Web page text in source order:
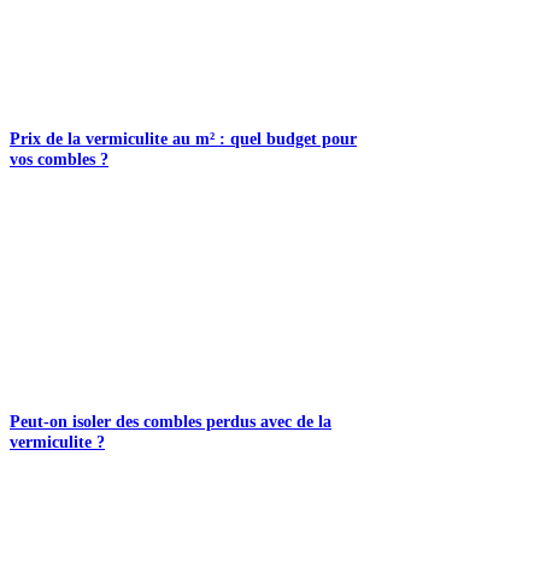
Prix de la vermiculite au m² : quel budget pour
vos combles ?
Peut-on isoler des combles perdus avec de la
vermiculite ?